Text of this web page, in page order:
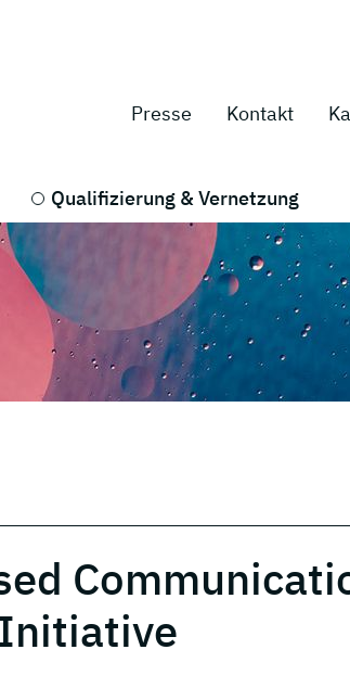
Presse Kontakt
Qualifizierung & Vernetzung